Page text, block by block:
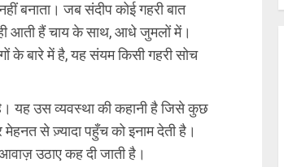
बनाता। जब संदीप कोई गहरी बात
ही आती हैं चाय के साथ, आधे जुमलों में।
के बारे में है, यह संयम किसी गहरी सोच
यह उस व्यवस्था की कहानी है जिसे कुछ
से ज़्यादा पहुँच को इनाम देती है।
उठाए कह दी जाती है।